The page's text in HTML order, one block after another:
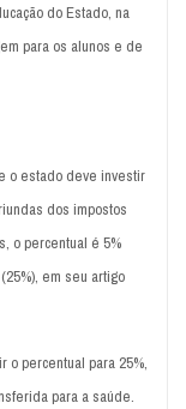
do Estado, na
para os alunos e de
o estado deve investir
dos impostos
o percentual é 5%
em seu artigo
o percentual para 25%,
para a saúde.